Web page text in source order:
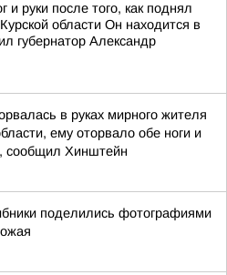
руки после того, как поднял
области Он находится в
губернатор Александр
в руках мирного жителя
ему оторвало обе ноги и
сообщил Хинштейн
поделились фотографиями